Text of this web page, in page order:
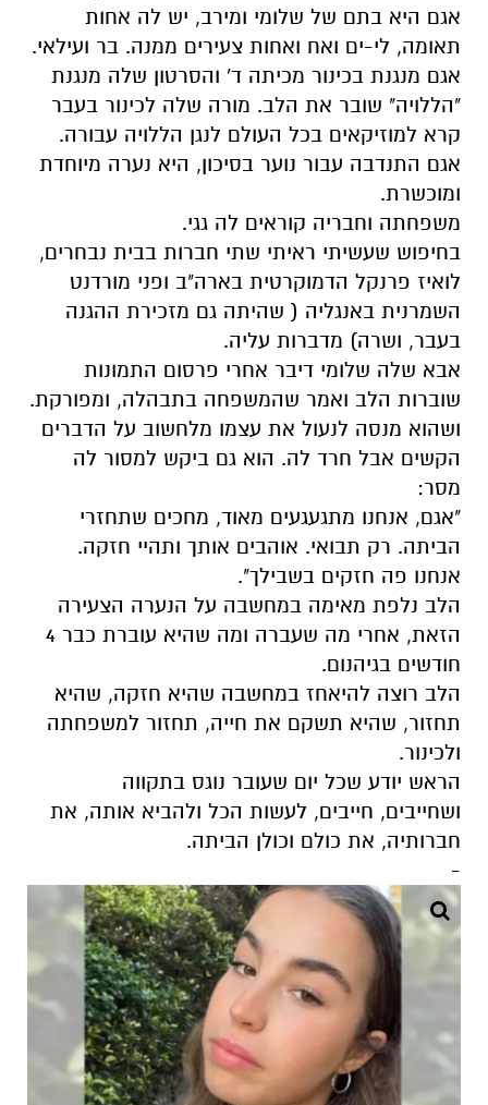
אגם היא בתם של שלומי ומירב, יש לה אחות
תאומה, לי-ים ואח ואחות צעירים ממנה. בר ועילאי.
אגם מנגנת בכינור מכיתה ד' והסרטון שלה מנגנת
"הללויה" שובר את הלב. מורה שלה לכינור בעבר
קרא למוזיקאים בכל העולם לנגן הללויה עבורה.
אגם התנדבה עבור נוער בסיכון, היא נערה מיוחדת
ומוכשרת.
משפחתה וחבריה קוראים לה גגי.
בחיפוש שעשיתי ראיתי שתי חברות בבית נבחרים,
לואיז פרנקל הדמוקרטית בארה"ב ופני מורדנט
השמרנית באנגליה ( שהיתה גם מזכירת ההגנה
בעבר, ושרה) מדברות עליה.
אבא שלה שלומי דיבר אחרי פרסום התמונות
שוברות הלב ואמר שהמשפחה בתבהלה, ומפורקת.
ושהוא מנסה לנעול את עצמו מלחשוב על הדברים
הקשים אבל חרד לה. הוא גם ביקש למסור לה
מסר:
"אגם, אנחנו מתגעגעים מאוד, מחכים שתחזרי
הביתה. רק תבואי. אוהבים אותך ותהיי חזקה.
אנחנו פה חזקים בשבילך".
הלב נלפת מאימה במחשבה על הנערה הצעירה
הזאת, אחרי מה שעברה ומה שהיא עוברת כבר 4
חודשים בגיהנום.
הלב רוצה להיאחז במחשבה שהיא חזקה, שהיא
תחזור, שהיא תשקם את חייה, תחזור למשפחתה
ולכינור.
הראש יודע שכל יום שעובר נוגס בתקווה
ושחייבים, חייבים, לעשות הכל ולהביא אותה, את
חברותיה, את כולם וכולן הביתה.
-